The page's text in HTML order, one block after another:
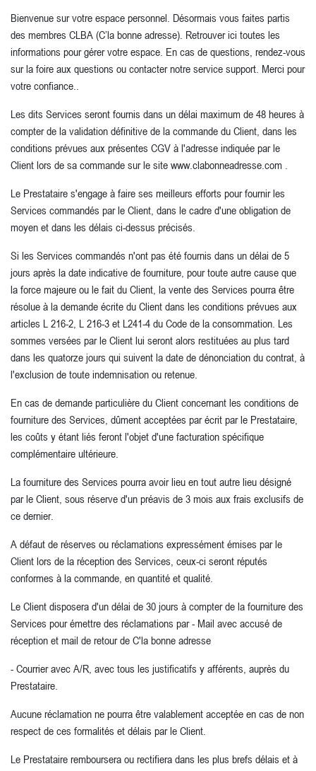
Bienvenue sur votre espace personnel. Désormais vous faites partis
des membres CLBA (C’la bonne adresse). Retrouver ici toutes les
informations pour gérer votre espace. En cas de questions, rendez-vous
sur la foire aux questions ou contacter notre service support. Merci pour
votre confiance..
Les dits Services seront fournis dans un délai maximum de 48 heures à
compter de la validation définitive de la commande du Client, dans les
conditions prévues aux présentes CGV à l'adresse indiquée par le
Client lors de sa commande sur le site www.clabonneadresse.com .
Le Prestataire s'engage à faire ses meilleurs efforts pour fournir les
Services commandés par le Client, dans le cadre d'une obligation de
moyen et dans les délais ci-dessus précisés.
Si les Services commandés n'ont pas été fournis dans un délai de 5
jours après la date indicative de fourniture, pour toute autre cause que
la force majeure ou le fait du Client, la vente des Services pourra être
résolue à la demande écrite du Client dans les conditions prévues aux
articles L 216-2, L 216-3 et L241-4 du Code de la consommation. Les
sommes versées par le Client lui seront alors restituées au plus tard
dans les quatorze jours qui suivent la date de dénonciation du contrat, à
l'exclusion de toute indemnisation ou retenue.
En cas de demande particulière du Client concernant les conditions de
fourniture des Services, dûment acceptées par écrit par le Prestataire,
les coûts y étant liés feront l'objet d'une facturation spécifique
complémentaire ultérieure.
La fourniture des Services pourra avoir lieu en tout autre lieu désigné
par le Client, sous réserve d'un préavis de 3 mois aux frais exclusifs de
ce dernier.
A défaut de réserves ou réclamations expressément émises par le
Client lors de la réception des Services, ceux-ci seront réputés
conformes à la commande, en quantité et qualité.
Le Client disposera d'un délai de 30 jours à compter de la fourniture des
Services pour émettre des réclamations par - Mail avec accusé de
réception et mail de retour de C'la bonne adresse
- Courrier avec A/R, avec tous les justificatifs y afférents, auprès du
Prestataire.
Aucune réclamation ne pourra être valablement acceptée en cas de non
respect de ces formalités et délais par le Client.
Le Prestataire remboursera ou rectifiera dans les plus brefs délais et à